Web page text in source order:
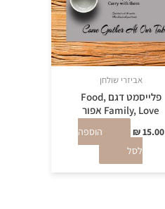
אביזרי שולחן
פלייסמט דגם Food,
Family, Love אפור
₪15.00
הוספה
לסל